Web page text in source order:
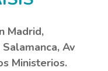
Madrid,
Av
Ministerios.